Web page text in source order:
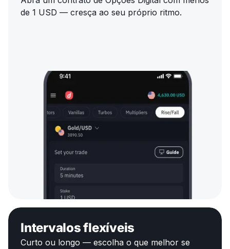
de 1 USD — cresça ao seu próprio ritmo.
Intervalos flexíveis
Curto ou longo — escolha o que melhor se